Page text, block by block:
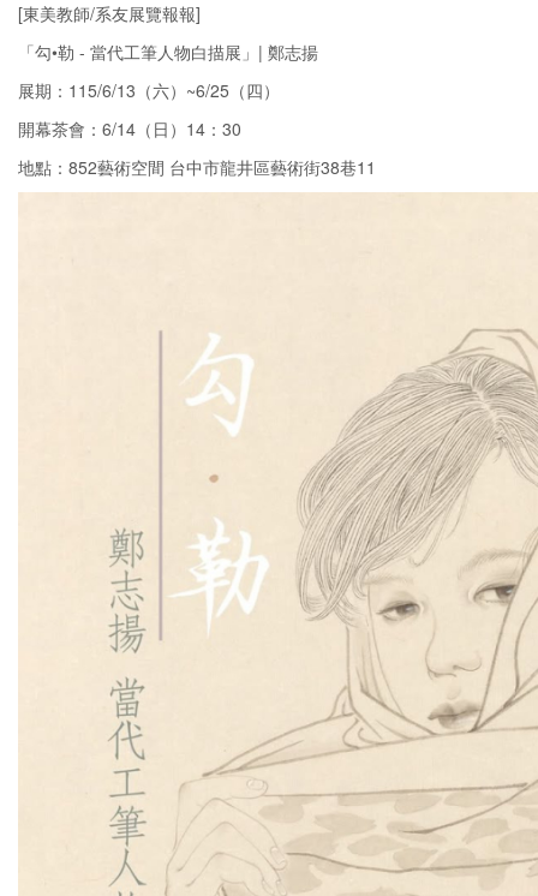
[東美教師/系友展覽報報]
「勾•勒 - 當代工筆人物白描展」| 鄭志揚
展期：115/6/13（六）~6/25（四）
開幕茶會：6/14（日）14：30
地點：852藝術空間 台中市龍井區藝術街38巷11